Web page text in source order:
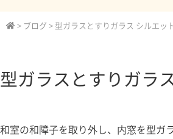
> ブログ > 型ガラスとすりガラス シルエッ
型ガラスとすりガラ
和室の和障子を取り外し、内窓を型ガ